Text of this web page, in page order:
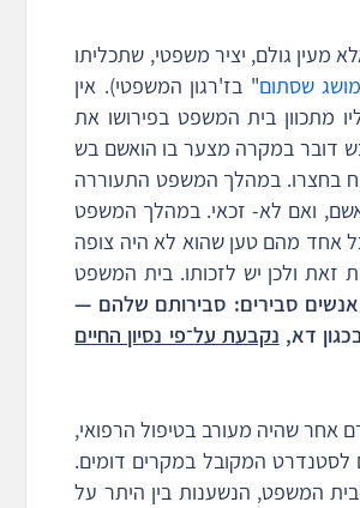
מעין גולם, יציר משפטי, שתכליתו
מושג שסתום" בז'רגון המשפטי). אין
מתכוון בית המשפט בפירושו את
בש דובר במקרה מצער בו הואשם בש
בחצרו. במהלך המשפט התעוררה
ואם לא- זכאי. במהלך המשפט
אחד מהם טען שהוא לא היה צופה
ולכן יש לזכותו. בית המשפט
סבירים: סבירותם שלהם —
דא, נקבעת על־פי נסיון החיים
אחר שהיה מעורב בטיפול הרפואי,
לסטנדרט המקובל במקרים דומים.
המשפט, הנשענות בין היתר על